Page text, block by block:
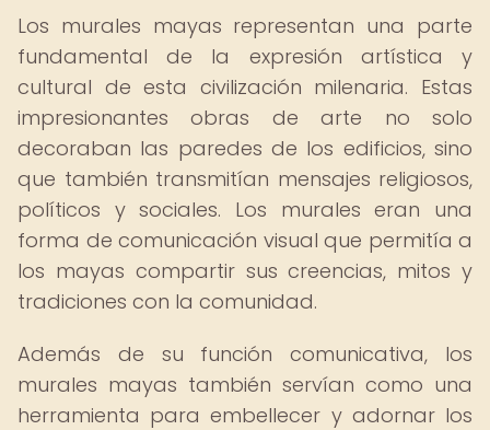
Los murales mayas representan una parte
fundamental de la expresión artística y
cultural de esta civilización milenaria. Estas
impresionantes obras de arte no solo
decoraban las paredes de los edificios, sino
que también transmitían mensajes religiosos,
políticos y sociales. Los murales eran una
forma de comunicación visual que permitía a
los mayas compartir sus creencias, mitos y
tradiciones con la comunidad.
Además de su función comunicativa, los
murales mayas también servían como una
herramienta para embellecer y adornar los